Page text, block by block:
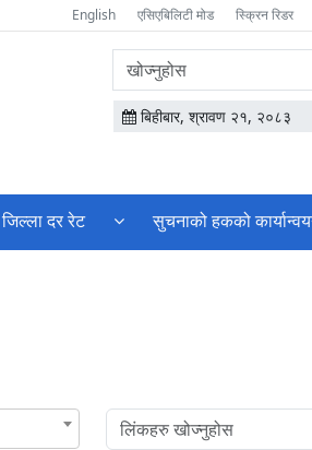
English एसिएबिलिटी मोड स्क्रिन रिडर
वेबसाइटमा
सामग्री
खोज्नुहोस
बिहीबार, श्रावण २१, २०८३
जिल्ला दर रेट सुचनाको हकको